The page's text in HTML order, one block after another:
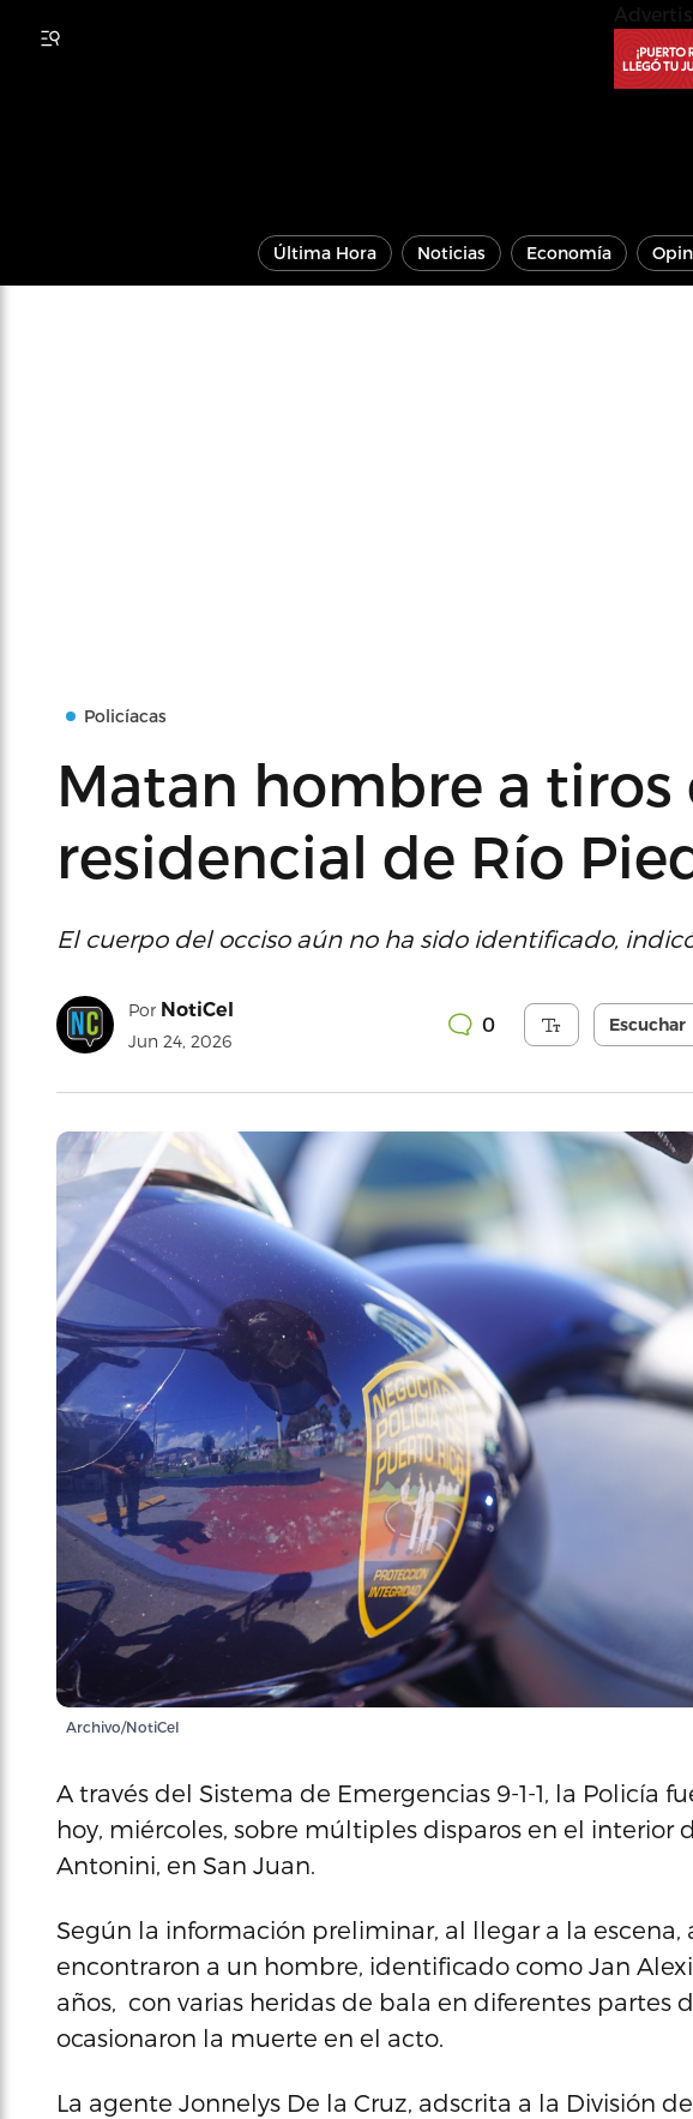
Última Hora Noticias Economía
Policíacas
Matan hombre a tiros
residencial de Río
El cuerpo del occiso aún no ha sido identificado,
Por NotiCel
Jun 24, 2026
0 Escuchar
Archivo/NotiCel
A través del Sistema de Emergencias 9-1-1, la Policía
hoy, miércoles, sobre múltiples disparos en el interior
Antonini, en San Juan.
Según la información preliminar, al llegar a la escena,
encontraron a un hombre, identificado como Jan
años, con varias heridas de bala en diferentes partes
ocasionaron la muerte en el acto.
La agente Jonnelys De la Cruz, adscrita a la División